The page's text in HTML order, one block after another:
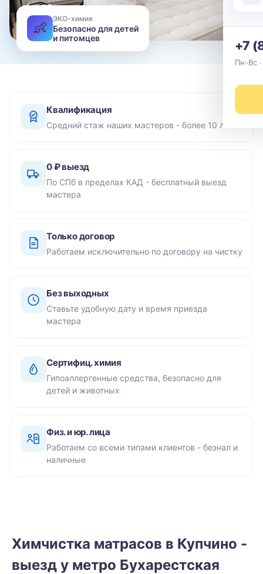
+7
Пн-Вс
👶
ЭКО-химия
Безопасно для детей
и питомцев
Квалификация
Средний стаж наших мастеров - более 10 лет
0 ₽ выезд
По СПб в пределах КАД - бесплатный выезд
мастера
Только договор
Работаем исключительно по договору на чистку
Без выходных
Ставьте удобную дату и время приезда
мастера
Сертифиц. химия
Гипоаллергенные средства, безопасно для
детей и животных
Физ. и юр. лица
Работаем со всеми типами клиентов - безнал и
наличные
Химчистка матрасов в Купчино -
выезд у метро Бухарестская